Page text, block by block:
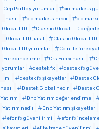
Cep Portföy yorumlar
cio markets
nasıl
cio markets nedir cio
Global LTD
Classic Global LTD
Global LTD nasıl
Classic Global LTD
Global LTD yorumlar
Coin ile forex
Forex inceleme
Crs Forex nasıl
yorumlar
destek fx destek fx
mı
destek fx şikayetler Destek
nasıl
Destek Global nedir Destek
Yatırım
Dnb Yatırım değerlendirme
Yatırım nedir
Dnb Yatırım şikayetler
efor fx güvenilir mi
efor fx inceleme